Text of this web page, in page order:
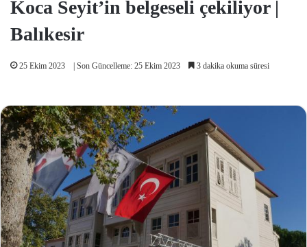
Koca Seyit’in belgeseli çekiliyor |
Balıkesir
25 Ekim 2023 | Son Güncelleme: 25 Ekim 2023 3 dakika okuma süresi